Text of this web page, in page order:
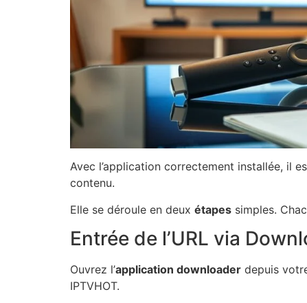
Avec l’application correctement installée, il
contenu.
Elle se déroule en deux étapes simples.
Entrée de l’URL via
Ouvrez l’application downloader depuis
IPTVHOT.